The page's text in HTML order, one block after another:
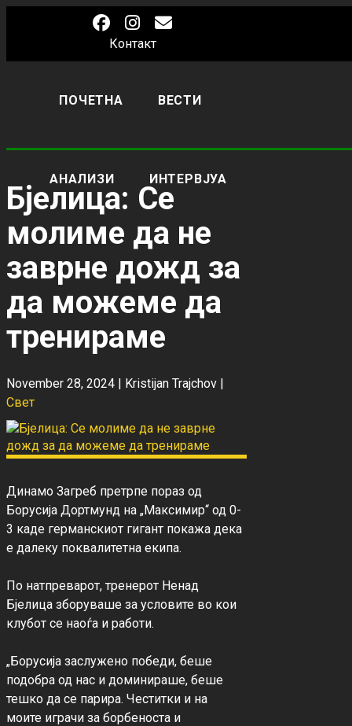
Контакт
ПОЧЕТНА ВЕСТИ
АНАЛИЗИ ИНТЕРВЈУА
Бјелица: Се
молиме да не
заврне дожд за
да можеме да
тренираме
November 28, 2024 | Kristijan Trajchov |
Свет
Динамо Загреб претрпе пораз од
Борусија Дортмунд на „Максимир“ од 0-
3 каде германскиот гигант покажа дека
е далеку поквалитетна екипа.
По натпреварот, тренерот Ненад
Бјелица зборуваше за условите во кои
клубот се наоѓа и работи.
„Борусија заслужено победи, беше
подобра од нас и доминираше, беше
тешко да се парира. Честитки и на
моите играчи за борбеноста и